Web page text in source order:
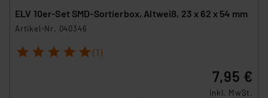
ELV 10er-Set SMD-Sortierbox, Altweiß, 23 x 62 x 54 mm
Artikel-Nr. 040346
1 2 3 4 5 (1)
7,95 €
inkl. MwSt.